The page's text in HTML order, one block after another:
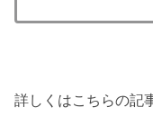
詳しくはこちらの記